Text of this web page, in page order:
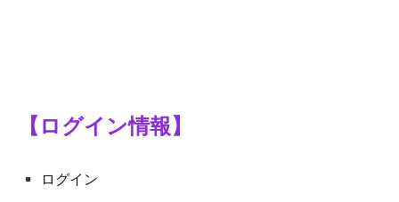
【ログイン情報】
ログイン